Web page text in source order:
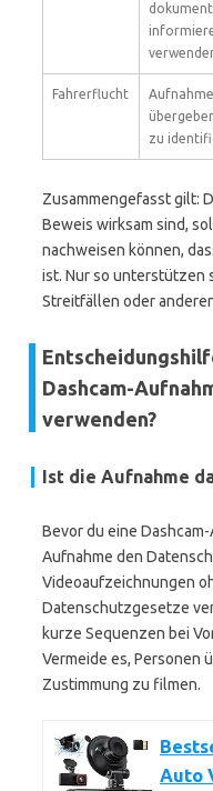
Fahrerflucht
zu
Zusammengefasst gilt:
Beweis wirksam sind,
nachweisen können,
ist. Nur so unterstützen
Streitfällen oder
Dashcam-
verwenden?
Ist die Aufnahme
Bevor du eine
Aufnahme den
Videoaufzeichnungen
Datenschutzgesetze
kurze Sequenzen bei
Vermeide es, Personen
Zustimmung zu filmen.
Auto